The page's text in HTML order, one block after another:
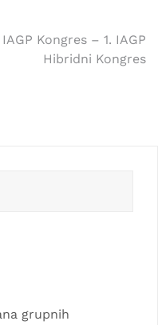
IAGP Kongres – 1. IAGP
Hibridni Kongres
grupnih